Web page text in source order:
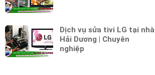
Dịch vụ sửa tivi LG tại nhà
Hải Dương | Chuyên
nghiệp